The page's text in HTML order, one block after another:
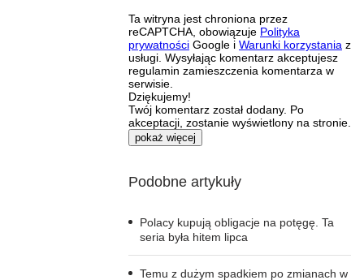
Ta witryna jest chroniona przez
reCAPTCHA, obowiązuje Polityka
prywatności Google i Warunki korzystania z
usługi. Wysyłając komentarz akceptujesz
regulamin zamieszczenia komentarza w
serwisie.
Dziękujemy!
Twój komentarz został dodany. Po
akceptacji, zostanie wyświetlony na stronie.
pokaż więcej
Podobne artykuły
Polacy kupują obligacje na potęgę. Ta
seria była hitem lipca
Temu z dużym spadkiem po zmianach w